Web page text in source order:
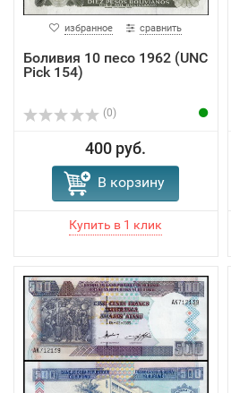
избранное сравнить
Боливия 10 песо 1962 (UNC
Pick 154)
(0)
400 руб.
В корзину